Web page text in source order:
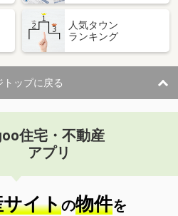
人気タウン
ランキング
トップに戻る
住宅・不動産
アプリ
イトの物件を